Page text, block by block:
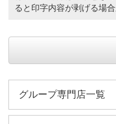
ると印字内容が剥げる場合
グループ専門店一覧